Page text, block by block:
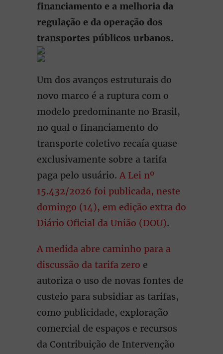
financiamento e a melhoria da
regulação e da operação dos
transportes públicos urbanos.
Um dos avanços estruturais do
novo marco é a ruptura com o
modelo predominante no Brasil,
no qual o financiamento do
transporte coletivo recaía quase
exclusivamente sobre a tarifa
paga pelo usuário. A Lei nº
15.432/2026 foi publicada, neste
domingo (14), em edição extra do
Diário Oficial da União (DOU).
A medida abre caminho para a
discussão da tarifa zero e
autoriza o uso de novas fontes de
custeio para subsidiar as tarifas,
como publicidade, exploração
comercial de espaços e recursos
da Contribuição de Intervenção